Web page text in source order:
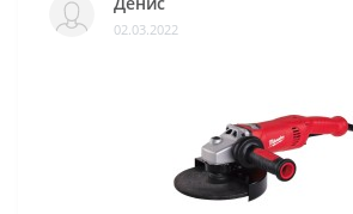
02.03.2022